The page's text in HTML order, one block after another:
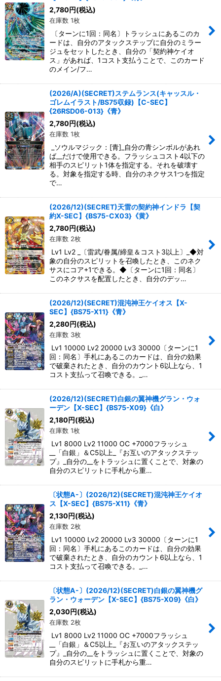
2,780円(税込)
在庫数 1枚
〔ターンに1回：同名〕トラッシュにあるこのカ
ードは、自分のアタックステップに自分のミラー
ジュをセットしたとき、自分の「契約神ケイオ
ス」があれば、1コスト支払うことで、このカード
のメイン/フ…
(2026/A)(SECRET)ステムランス(キャッスル・
ゴレムイラスト/BS75収録)【C-SEC】
{26RSD06-013}《青》
2,780円(税込)
在庫数 1枚
_ソウルマジック：[青]_自分の青シンボルがあれ
ば__だけで使用できる。フラッシュコスト4以下の
相手のスピリット1体を指定する。それを破壊す
る。対象を指定する時、自分のネクサス1つを指定
で…
(2026/12)(SECRET)天雷の契約神インドラ【契
約X-SEC】{BS75-CX03}《黄》
2,780円(税込)
在庫数 2枚
Lv1 Lv2 _〔雷武/眷属/締皇＆コスト3以上〕_◆対
象の自分のスピリットを召喚したとき、このネク
サスにコア+1できる。◆〔ターンに1回：同名〕
このネクサスを配置したとき、自分のデッ…
(2026/12)(SECRET)混沌神王ケイオス【X-
SEC】{BS75-X11}《青》
2,280円(税込)
在庫数 3枚
Lv1 10000 Lv2 20000 Lv3 30000〔ターンに1
回：同名〕手札にあるこのカードは、自分の効果
で破棄されたとき、自分のカウント6以上なら、1
コスト支払って召喚できる。_…
(2026/12)(SECRET)白銀の翼神機グラン・ウォ
ーデン【X-SEC】{BS75-X09}《白》
2,180円(税込)
在庫数 1枚
Lv1 8000 Lv2 11000 OC +7000フラッシュ
__「白銀」＆C5以上_『お互いのアタックステッ
プ』_自分の__をトラッシュに置くことで、対象の
自分のスピリットに手札から重…
〔状態A-〕(2026/12)(SECRET)混沌神王ケイオ
ス【X-SEC】{BS75-X11}《青》
2,130円(税込)
在庫数 2枚
Lv1 10000 Lv2 20000 Lv3 30000〔ターンに1
回：同名〕手札にあるこのカードは、自分の効果
で破棄されたとき、自分のカウント6以上なら、1
コスト支払って召喚できる。_…
〔状態A-〕(2026/12)(SECRET)白銀の翼神機グ
ラン・ウォーデン【X-SEC】{BS75-X09}《白》
2,030円(税込)
在庫数 2枚
Lv1 8000 Lv2 11000 OC +7000フラッシュ
__「白銀」＆C5以上_『お互いのアタックステッ
プ』_自分の__をトラッシュに置くことで、対象の
自分のスピリットに手札から重…